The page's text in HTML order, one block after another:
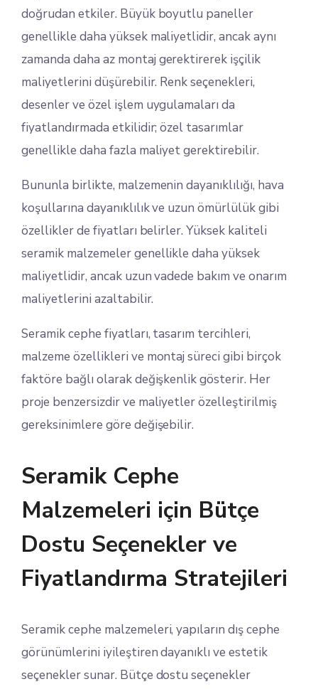
doğrudan etkiler. Büyük boyutlu paneller
genellikle daha yüksek maliyetlidir, ancak aynı
zamanda daha az montaj gerektirerek işçilik
maliyetlerini düşürebilir. Renk seçenekleri,
desenler ve özel işlem uygulamaları da
fiyatlandırmada etkilidir; özel tasarımlar
genellikle daha fazla maliyet gerektirebilir.
Bununla birlikte, malzemenin dayanıklılığı, hava
koşullarına dayanıklılık ve uzun ömürlülük gibi
özellikler de fiyatları belirler. Yüksek kaliteli
seramik malzemeler genellikle daha yüksek
maliyetlidir, ancak uzun vadede bakım ve onarım
maliyetlerini azaltabilir.
Seramik cephe fiyatları, tasarım tercihleri,
malzeme özellikleri ve montaj süreci gibi birçok
faktöre bağlı olarak değişkenlik gösterir. Her
proje benzersizdir ve maliyetler özelleştirilmiş
gereksinimlere göre değişebilir.
Seramik Cephe
Malzemeleri için Bütçe
Dostu Seçenekler ve
Fiyatlandırma Stratejileri
Seramik cephe malzemeleri, yapıların dış cephe
görünümlerini iyileştiren dayanıklı ve estetik
seçenekler sunar. Bütçe dostu seçenekler